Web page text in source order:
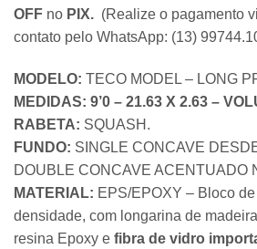
OFF no PIX. (Realize o pagamento
contato pelo WhatsApp: (13)
MODELO: TECO MODEL – LONG
MEDIDAS: 9’0 – 21.63 X 2.63 –
RABETA: SQUASH.
FUNDO: SINGLE CONCAVE
DOUBLE CONCAVE ACENTUADO
MATERIAL: EPS/EPOXY – Bloco
densidade, com longarina de
resina Epoxy e fibra de vidro